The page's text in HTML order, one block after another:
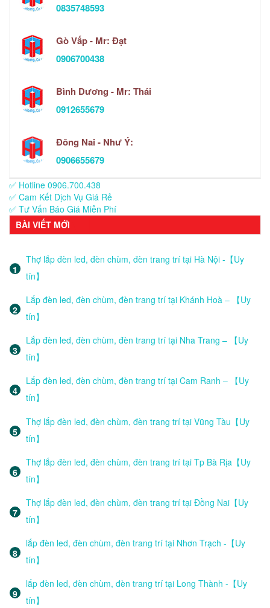
0835748593
Gò Vấp - Mr: Đạt
0906700438
Bình Dương - Mr: Thái
0912655679
Đông Nai - Như Ý:
0906655679
✅ Hotline 0906.700.438
✅ Cam Kết Dịch Vụ Giá Rẻ
✅ Tư Vấn Báo Giá Miễn Phí
BÀI VIẾT MỚI
Thợ lắp đèn led, đèn chùm, đèn trang trí tại Hà Nội -【Uy
tín】
Lắp đèn led, đèn chùm, đèn trang trí tại Khánh Hoà – 【Uy
tín】
Lắp đèn led, đèn chùm, đèn trang trí tại Nha Trang – 【Uy
tín】
Lắp đèn led, đèn chùm, đèn trang trí tại Cam Ranh – 【Uy
tín】
Thợ lắp đèn led, đèn chùm, đèn trang trí tại Vũng Tàu【Uy
tín】
Thợ lắp đèn led, đèn chùm, đèn trang trí tại Tp Bà Rịa【Uy
tín】
Thợ lắp đèn led, đèn chùm, đèn trang trí tại Đồng Nai【Uy
tín】
lắp đèn led, đèn chùm, đèn trang trí tại Nhơn Trạch -【Uy
tín】
lắp đèn led, đèn chùm, đèn trang trí tại Long Thành -【Uy
tín】